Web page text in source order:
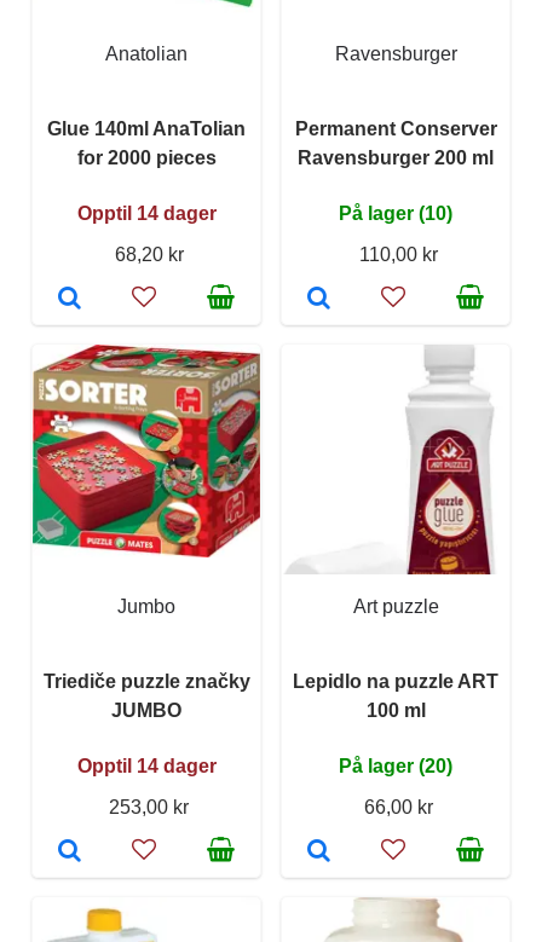
Anatolian
Glue 140ml AnaTolian
for 2000 pieces
Opptil 14 dager
68,20 kr
Ravensburger
Permanent Conserver
Ravensburger 200 ml
På lager (10)
110,00 kr
Jumbo
Triediče puzzle značky
JUMBO
Opptil 14 dager
253,00 kr
Art puzzle
Lepidlo na puzzle ART
100 ml
På lager (20)
66,00 kr